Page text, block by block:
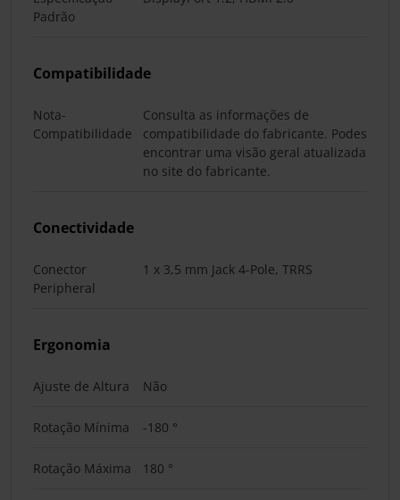
Padrão
Compatibilidade
Nota-
Compatibilidade
Consulta as informações de
compatibilidade do fabricante. Podes
encontrar uma visão geral atualizada
no site do fabricante.
Conectividade
Conector
Peripheral
1 x 3,5 mm Jack 4-Pole, TRRS
Ergonomia
Ajuste de Altura Não
Rotação Mínima -180 °
Rotação Máxima 180 °